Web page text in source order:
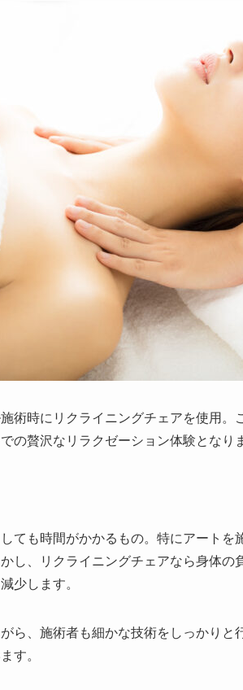
術時にリクライニングチェアを使用。
の贅沢なリラクゼーション体験となり
ても時間がかかるもの。特にアートを
し、リクライニングチェアなら身体の
少します。
ら、施術者も細かな技術をしっかりと
す。